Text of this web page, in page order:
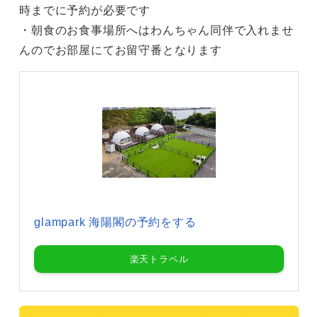
時までに予約が必要です
・朝食のお食事場所へはわんちゃん同伴で入れませ
んのでお部屋にてお留守番となります
glampark 海陽閣の予約をする
楽天トラベル